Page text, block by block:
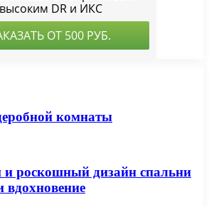
комнаты
и роскошный дизайн спальни
вдохновение